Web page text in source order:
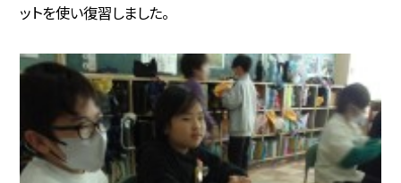
ットを使い復習しました。